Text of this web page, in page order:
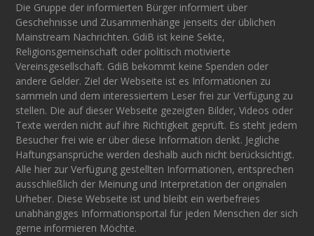
Die Gruppe der informierten Bürger informiert über
Geschehnisse und Zusammenhänge jenseits der üblichen
Mainstream Nachrichten. GdiB ist keine Sekte,
Religionsgemeinschaft oder politisch motivierte
Vereinsgesellschaft. GdiB bekommt keine Spenden oder
andere Gelder. Ziel der Webseite ist es Informationen zu
sammeln und dem interessiertem Leser frei zur Verfügung zu
stellen. Die auf dieser Webseite gezeigten Bilder, Videos oder
Texte werden nicht auf ihre Richtigkeit geprüft. Es steht jedem
Besucher frei wie er über diese Information denkt. Jegliche
Haftungsansprüche werden deshalb auch nicht berücksichtigt.
Alle hier zur Verfügung gestellten Informationen, entsprechen
ausschließlich der Meinung und Interpretation der originalen
Urheber. Diese Webseite ist und bleibt ein werbefreies
unabhängiges Informationsportal für jeden Menschen der sich
gerne informieren Möchte.